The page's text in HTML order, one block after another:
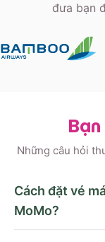
đưa bạn
Những câu hỏi
Cách đặt vé
MoMo?